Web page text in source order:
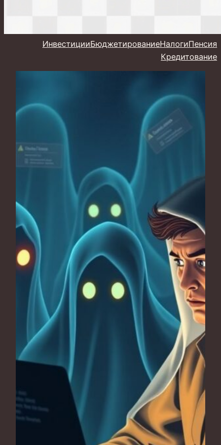
ИнвестицииБюджетированиеНалогиПенсия
Кредитование